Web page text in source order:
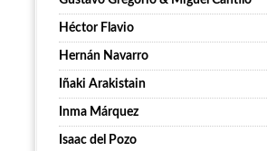
Héctor Flavio
Hernán Navarro
Iñaki Arakistain
Inma Márquez
Isaac del Pozo